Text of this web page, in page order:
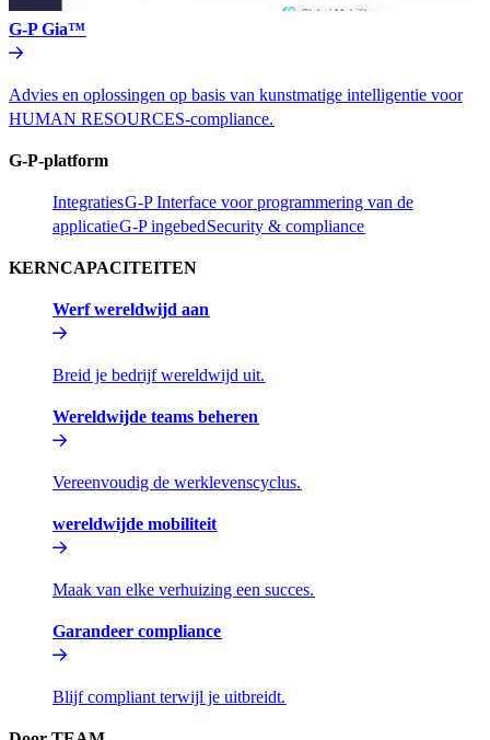
G-P Gia™​​
Advies en oplossingen op basis van kunstmatige intelligentie voor
HUMAN RESOURCES-compliance.​​
G-P-platform​​
Integraties​​G-P Interface voor programmering van de
applicatie​​G-P ingebed​​Security & compliance​​
KERNCAPACITEITEN​​
Werf wereldwijd aan​​
Breid je bedrijf wereldwijd uit.​​
Wereldwijde teams beheren​​
Vereenvoudig de werklevenscyclus.​​
wereldwijde mobiliteit​​
Maak van elke verhuizing een succes.​​
Garandeer compliance​​
Blijf compliant terwijl je uitbreidt.​​